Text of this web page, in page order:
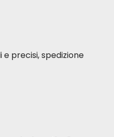
precisi, spedizione